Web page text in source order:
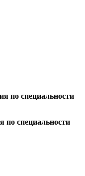
по специальности
по специальности